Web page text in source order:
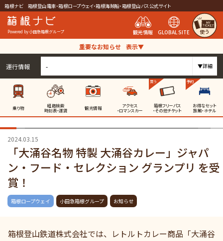
箱根ナビ 箱根登山電車・箱根ロープウェイ・箱根海賊船・箱根登山バス公式サイト
Powered by 小田急箱根グループ 観光情報 GLOBAL SITE 使う
重要なお知らせ 表示▼
運行情報 - ▼詳細
乗り物 経路検索
時刻表・運賃 観光情報 アクセス
・ロマンスカー
買う
箱根フリーパス
・その他チケット
予約
お得なセット
旅館・ホテル
2024.03.15
「大涌谷名物 特製 大涌谷カレー」ジャパ
ン・フード・セレクション グランプリ を受
賞！
箱根ロープウェイ 小田急箱根グループ お知らせ
箱根登山鉄道株式会社では、レトルトカレー商品「大涌谷